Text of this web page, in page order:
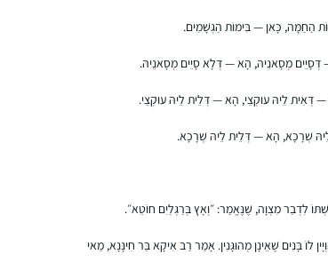
הַחַמָּה, כָּאן — בִּימוֹת הַגְּשָׁמִים.
מְסָאנֵיהּ, הָא — דְּלָא סָיֵים מְסָאנֵיהּ.
דְּאִית לֵיהּ עוּקְצֵי, הָא — דְּלֵית לֵיהּ עוּקְצֵי.
שְׁרָכָא, הָא — דְּלֵית לֵיהּ שְׁרָכָא.
לִדְבַר מִצְוָה, שֶׁנֶּאֱמַר: ״וְאָץ בְּרַגְלַיִם חוֹטֵא״.
לוֹ בָּנִים שֶׁאֵינָן מְהוּגָּנִין. אָמַר רַב אִיקָא בַּר חִינָּנָא, מַאי
האומה והחלטתי להתחיל. אפילו רק כמה דפים,
הסביבה תומכת ומפרגנת. אני בת יחידה עם
ארבעה אחים שכולם לומדים דף יומי. מדי פעם
עדנה גרוס
מרכז שפירא, ישראל
הסופי בנשמ”ת, התחלתי את לימוד הדף במסכת